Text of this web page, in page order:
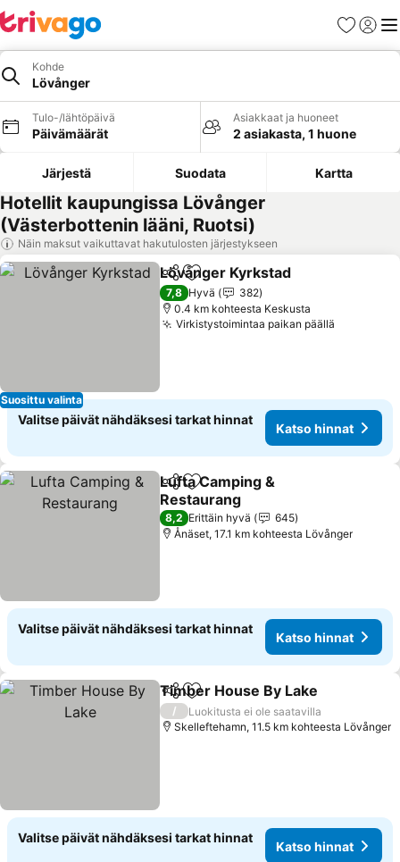
Suosikit
Kohde
Lövånger
Tulo-/lähtöpäivä
Päivämäärät
Asiakkaat ja huoneet
2 asiakasta, 1 huone
Järjestä Suodata Kartta
Hotellit kaupungissa Lövånger
(Västerbottenin lääni, Ruotsi)
Näin maksut vaikuttavat hakutulosten järjestykseen
Suosittu valinta
Jaa Lisää suosikkeihin
Lövånger Kyrkstad
7,8 Hyvä
382
0.4 km kohteesta Keskusta
Virkistystoimintaa paikan päällä
Valitse päivät nähdäksesi tarkat hinnat
Katso hinnat
Jaa Lisää suosikkeihin
Lufta Camping &
Restaurang
Katso hinnat
8,2 Erittäin hyvä
645
Ånäset, 17.1 km kohteesta Lövånger
Valitse päivät nähdäksesi tarkat hinnat
Katso hinnat
Jaa Lisää suosikkeihin
Timber House By Lake
/
Luokitusta ei ole saatavilla
Skelleftehamn, 11.5 km kohteesta Lövånger
Valitse päivät nähdäksesi tarkat hinnat
Katso hinnat